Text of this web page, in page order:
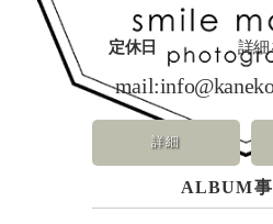
定休日 詳
mail:
詳細
ALBUM